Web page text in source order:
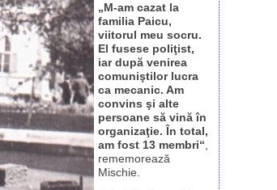
„M-am cazat la
familia Paicu,
viitorul meu socru.
El fusese poliţist,
iar după venirea
comuniştilor lucra
ca mecanic. Am
convins şi alte
persoane să vină în
organizaţie. În total,
am fost 13 membri“
rememorează
Mischie.